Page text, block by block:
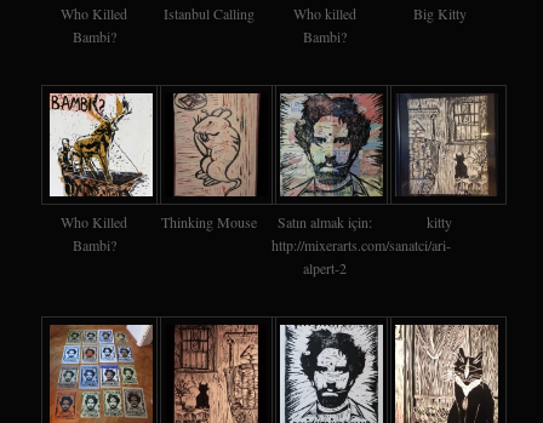
Who Killed
Bambi?
Istanbul Calling
Who killed
Bambi?
Big Kitty
Who Killed
Bambi?
Thinking Mouse
Satın almak için:
http://mixerarts.com/sanatci/ari-
alpert-2
kitty